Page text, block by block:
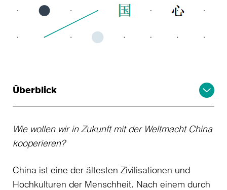
Überblick
Wie wollen wir in Zukunft mit der Weltmacht China
kooperieren?
China ist eine der ältesten Zivilisationen und
Hochkulturen der Menschheit. Nach einem durch